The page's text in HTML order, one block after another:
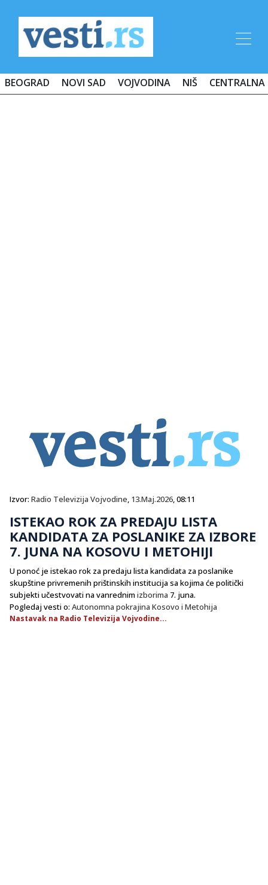
BEOGRAD NOVI SAD VOJVODINA NIŠ CENTRALNA
Izvor: Radio Televizija Vojvodine, 13.Maj.2026, 08:11
ISTEKAO ROK ZA PREDAJU LISTA
KANDIDATA ZA POSLANIKE ZA IZBORE
7. JUNA NA KOSOVU I METOHIJI
U ponoć je istekao rok za predaju lista kandidata za poslanike
skupštine privremenih prištinskih institucija sa kojima će politički
subjekti učestvovati na vanrednim izborima 7. juna.
Pogledaj vesti o: Autonomna pokrajina Kosovo i Metohija
Nastavak na Radio Televizija Vojvodine...